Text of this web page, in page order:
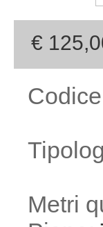
€
Metri